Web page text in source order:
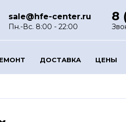
sale@hfe-center.ru
Пн.-Вс. 8:00 - 22:00
8
ДОСТАВКА ЦЕНЫ